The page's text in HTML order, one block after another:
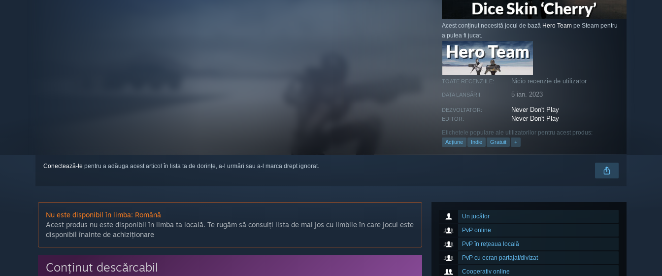
Acest conținut necesită jocul de bază Hero Team pe Steam pentru
a putea fi jucat.
TOATE RECENZIILE: Nicio recenzie de utilizator
DATA LANSĂRII: 5 ian. 2023
DEZVOLTATOR: Never Don't Play
EDITOR: Never Don't Play
Etichetele populare ale utilizatorilor pentru acest produs:
Acțiune Indie Gratuit +
Conectează-te pentru a adăuga acest articol în lista ta de dorințe, a-l urmări sau a-l marca drept ignorat.
Un jucător
PvP online
PvP în rețeaua locală
PvP cu ecran partajat/divizat
Cooperativ online
Nu este disponibil în limba: Română
Acest produs nu este disponibil în limba ta locală. Te rugăm să consulți lista de mai jos cu limbile în care jocul este
disponibil înainte de achiziționare
Conținut descărcabil